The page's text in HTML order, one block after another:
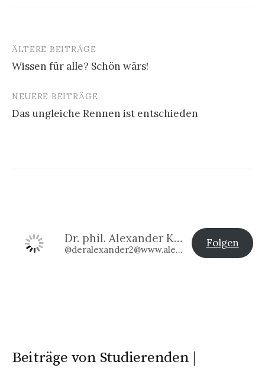
Beitragsnavigation
ÄLTERE BEITRÄGE
Wissen für alle? Schön wärs!
NEUERE BEITRÄGE
Das ungleiche Rennen ist entschieden
Dr. phil. Alexander Klier
@deralexander2@www.alexander-klier.net
Folgen
Beiträge von Studierenden |